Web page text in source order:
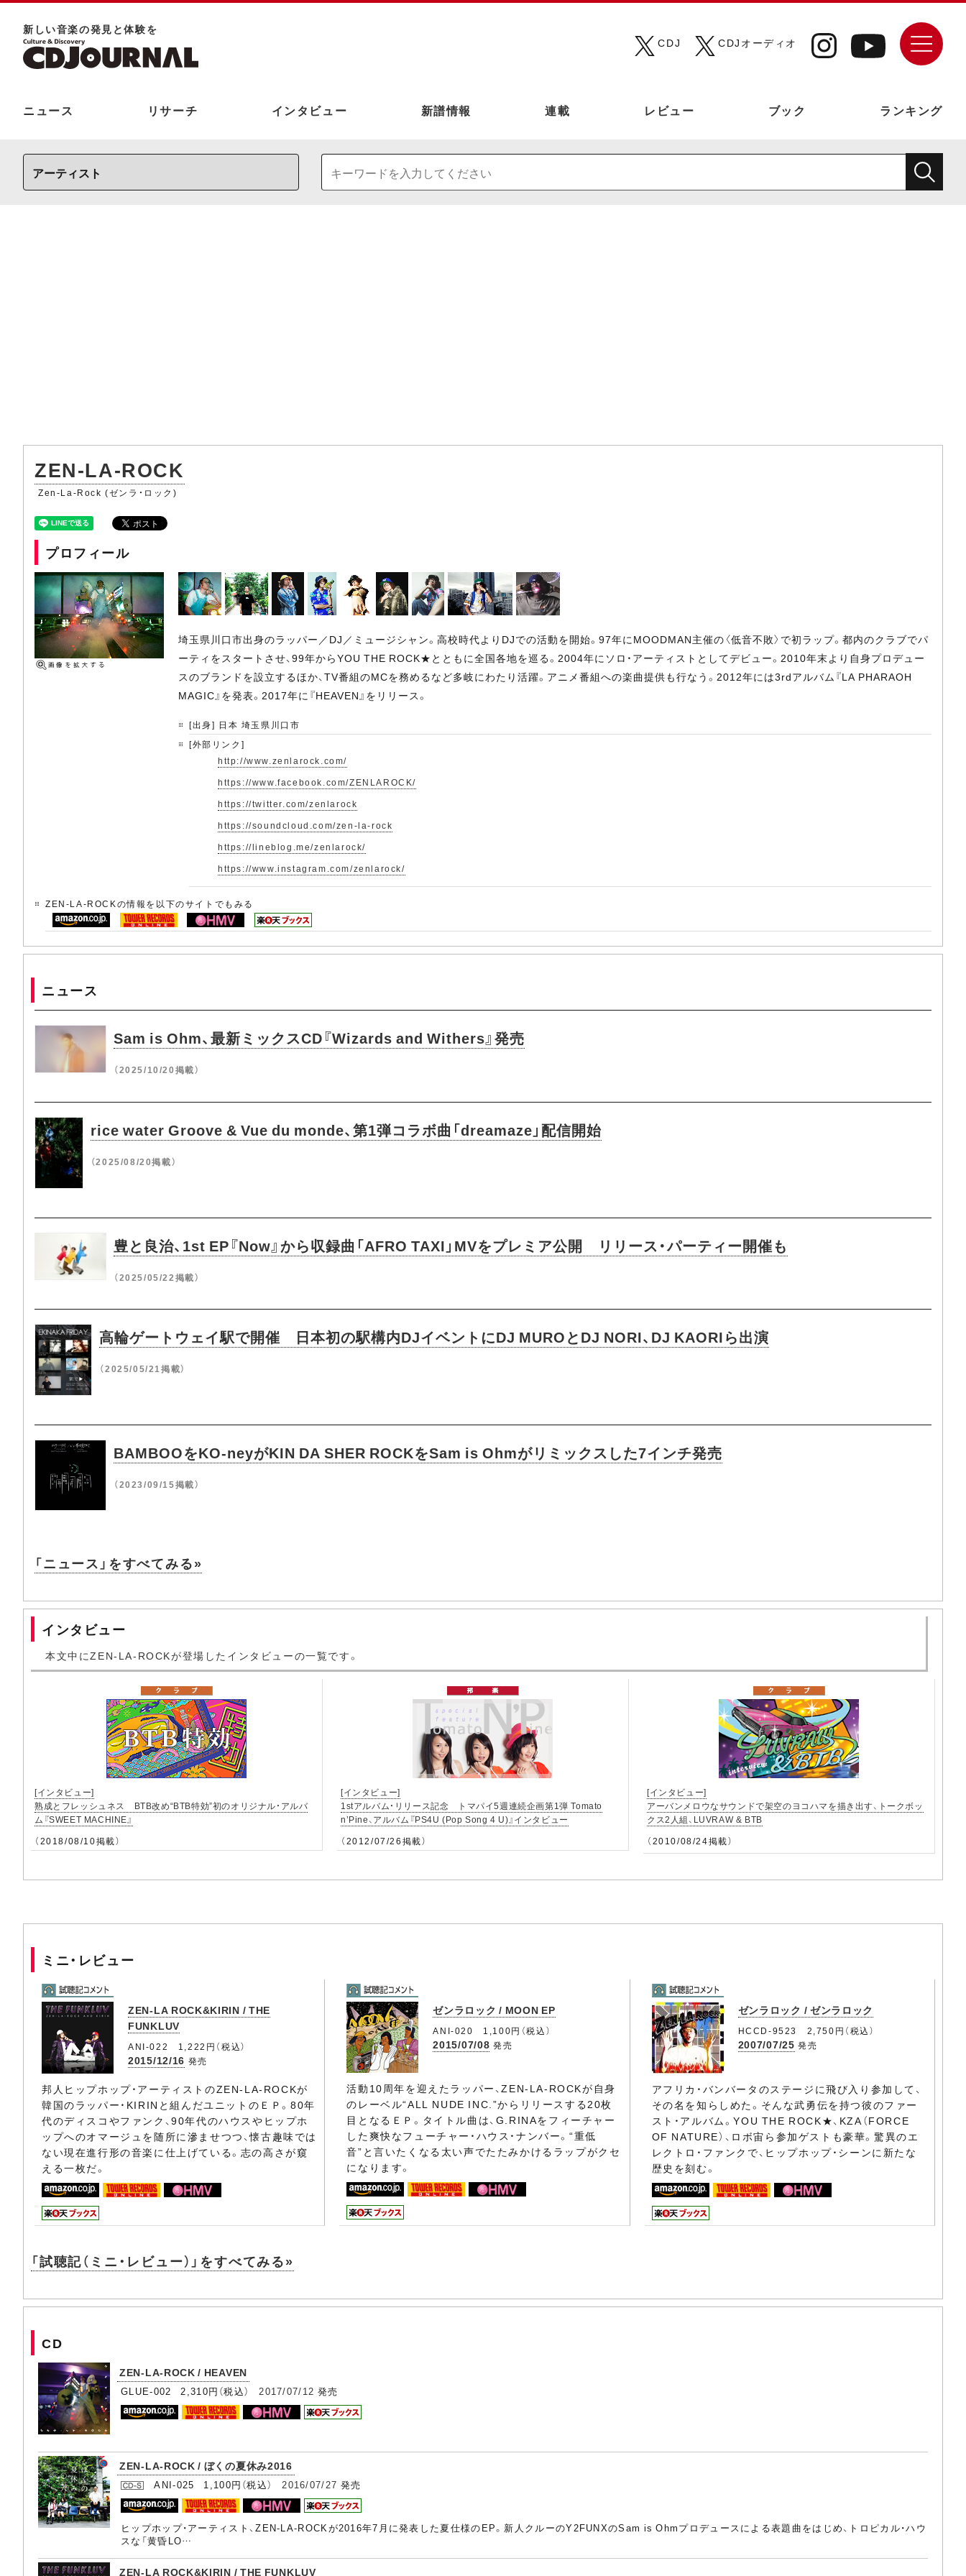
新しい⾳楽の発⾒と体験を
CDJ
CDJオーディオ
ニュース リサーチ インタビュー 新譜情報 連載 レビュー ブック ランキング
ZEN-LA-ROCK
Zen-La-Rock (ゼンラ・ロック)
プロフィール
埼玉県川口市出身のラッパー／DJ／ミュージシャン。高校時代よりDJでの活動を開始。97年にMOODMAN主催の〈低音不敗〉で初ラップ。都内のクラブでパ
ーティをスタートさせ、99年からYOU THE ROCK★とともに全国各地を巡る。2004年にソロ・アーティストとしてデビュー。2010年末より自身プロデュー
スのブランドを設立するほか、TV番組のMCを務めるなど多岐にわたり活躍。アニメ番組への楽曲提供も行なう。2012年には3rdアルバム『LA PHARAOH
MAGIC』を発表。2017年に『HEAVEN』をリリース。
[出身] 日本 埼玉県川口市
[外部リンク]
http://www.zenlarock.com/
https://www.facebook.com/ZENLAROCK/
https://twitter.com/zenlarock
https://soundcloud.com/zen-la-rock
https://lineblog.me/zenlarock/
https://www.instagram.com/zenlarock/
ZEN-LA-ROCKの情報を以下のサイトでもみる
ニュース
Sam is Ohm、最新ミックスCD『Wizards and Withers』発売
（2025/10/20掲載）
rice water Groove & Vue du monde、第1弾コラボ曲「dreamaze」配信開始
（2025/08/20掲載）
豊と良治、1st EP『Now』から収録曲「AFRO TAXI」MVをプレミア公開 リリース・パーティー開催も
（2025/05/22掲載）
高輪ゲートウェイ駅で開催 日本初の駅構内DJイベントにDJ MUROとDJ NORI、DJ KAORIら出演
（2025/05/21掲載）
BAMBOOをKO-neyがKIN DA SHER ROCKをSam is Ohmがリミックスした7インチ発売
（2023/09/15掲載）
「ニュース」をすべてみる»
インタビュー
本文中にZEN-LA-ROCKが登場したインタビューの一覧です。
[インタビュー]
熟成とフレッシュネス BTB改め“BTB特効”初のオリジナル・アルバ
ム『SWEET MACHINE』
（2018/08/10掲載）
[インタビュー]
1stアルバム・リリース記念 トマパイ5週連続企画第1弾 Tomato
n’Pine、アルバム『PS4U (Pop Song 4 U)』インタビュー
（2012/07/26掲載）
[インタビュー]
アーバンメロウなサウンドで架空のヨコハマを描き出す、トークボッ
クス2人組、LUVRAW & BTB
（2010/08/24掲載）
ミニ・レビュー
ZEN-LA ROCK&KIRIN / THE
FUNKLUV
ANI-022 1,222円（税込）
2015/12/16 発売
邦人ヒップホップ・アーティストのZEN-LA-ROCKが
韓国のラッパー・KIRINと組んだユニットのＥＰ。80年
代のディスコやファンク、90年代のハウスやヒップホ
ップへのオマージュを随所に滲ませつつ、懐古趣味では
ない現在進行形の音楽に仕上げている。志の高さが窺
える一枚だ。
ゼンラロック / MOON EP
ANI-020 1,100円（税込）
2015/07/08 発売
活動10周年を迎えたラッパー、ZEN-LA-ROCKが自身
のレーベル“ALL NUDE INC.”からリリースする20枚
目となるＥＰ。タイトル曲は、G.RINAをフィーチャー
した爽快なフューチャー・ハウス・ナンバー。“重低
音”と言いたくなる太い声でたたみかけるラップがクセ
になります。
ゼンラロック / ゼンラロック
HCCD-9523 2,750円（税込）
2007/07/25 発売
アフリカ・バンバータのステージに飛び入り参加して、
その名を知らしめた。そんな武勇伝を持つ彼のファー
スト・アルバム。YOU THE ROCK★、KZA（FORCE
OF NATURE）、ロボ宙ら参加ゲストも豪華。驚異のエ
レクトロ・ファンクで、ヒップホップ・シーンに新たな
歴史を刻む。
「試聴記（ミニ・レビュー）」をすべてみる»
CD
ZEN-LA-ROCK / HEAVEN
GLUE-002 2,310円（税込）2017/07/12 発売
ZEN-LA-ROCK / ぼくの夏休み2016
ANI-025 1,100円（税込）2016/07/27 発売
ヒップホップ・アーティスト、ZEN-LA-ROCKが2016年7月に発表した夏仕様のEP。新人クルーのY2FUNXのSam is Ohmプロデュースによる表題曲をはじめ、トロピカル・ハウ
スな「黄昏LO…
ZEN-LA ROCK&KIRIN / THE FUNKLUV